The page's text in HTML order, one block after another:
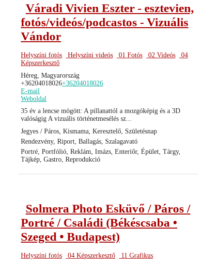
Váradi Vivien Eszter - esztevien,
fotós/videós/podcastos - Vizuális
Vándor
Helyszíni fotós Helyszíni videós 01 Fotós 02 Videós
04
Képszerkesztő
Héreg, Magyarország
+36204018026+36204018026
E-mail
Weboldal
35 év a lencse mögött: A pillanattól a mozgóképig és a 3D
valóságig A vizuális történetmesélés sz...
Jegyes / Páros, Kismama, Keresztelő, Születésnap
Rendezvény, Riport, Ballagás, Szalagavató
Portré, Portfólió, Reklám, Imázs, Enteriőr, Épület, Tárgy,
Tájkép, Gastro, Reprodukció
Solmera Photo Esküvő / Páros /
Portré / Családi (Békéscsaba •
Szeged • Budapest)
Helyszíni fotós 04 Képszerkesztő
11 Grafikus